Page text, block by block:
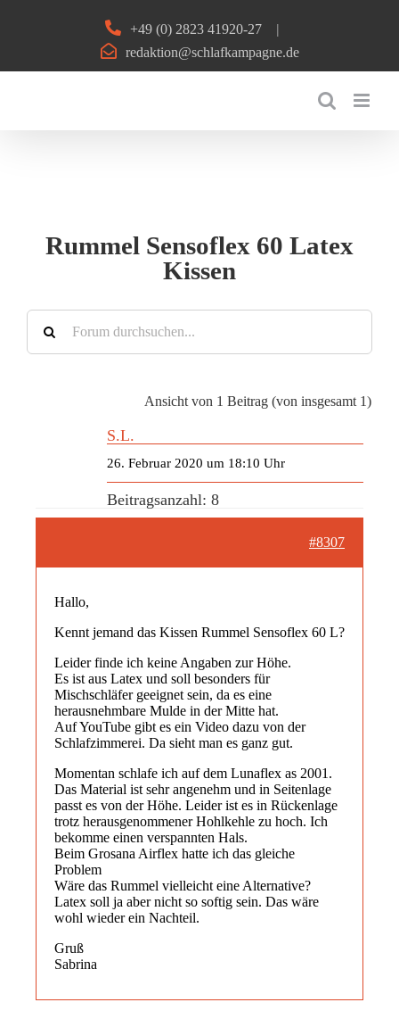
+49 (0) 2823 41920-27
|
redaktion@schlafkampagne.de
Rummel Sensoflex 60 Latex
Kissen
Ansicht von 1 Beitrag (von insgesamt 1)
S.L.
26. Februar 2020 um 18:10 Uhr
Beitragsanzahl: 8
#8307
Hallo,
Kennt jemand das Kissen Rummel Sensoflex 60 L?
Leider finde ich keine Angaben zur Höhe.
Es ist aus Latex und soll besonders für
Mischschläfer geeignet sein, da es eine
herausnehmbare Mulde in der Mitte hat.
Auf YouTube gibt es ein Video dazu von der
Schlafzimmerei. Da sieht man es ganz gut.
Momentan schlafe ich auf dem Lunaflex as 2001.
Das Material ist sehr angenehm und in Seitenlage
passt es von der Höhe. Leider ist es in Rückenlage
trotz herausgenommener Hohlkehle zu hoch. Ich
bekomme einen verspannten Hals.
Beim Grosana Airflex hatte ich das gleiche
Problem
Wäre das Rummel vielleicht eine Alternative?
Latex soll ja aber nicht so softig sein. Das wäre
wohl wieder ein Nachteil.
Gruß
Sabrina